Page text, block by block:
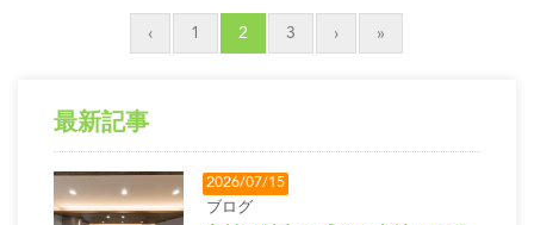
‹ 1 2 3 › »
最新記事
2026/07/15
ブログ